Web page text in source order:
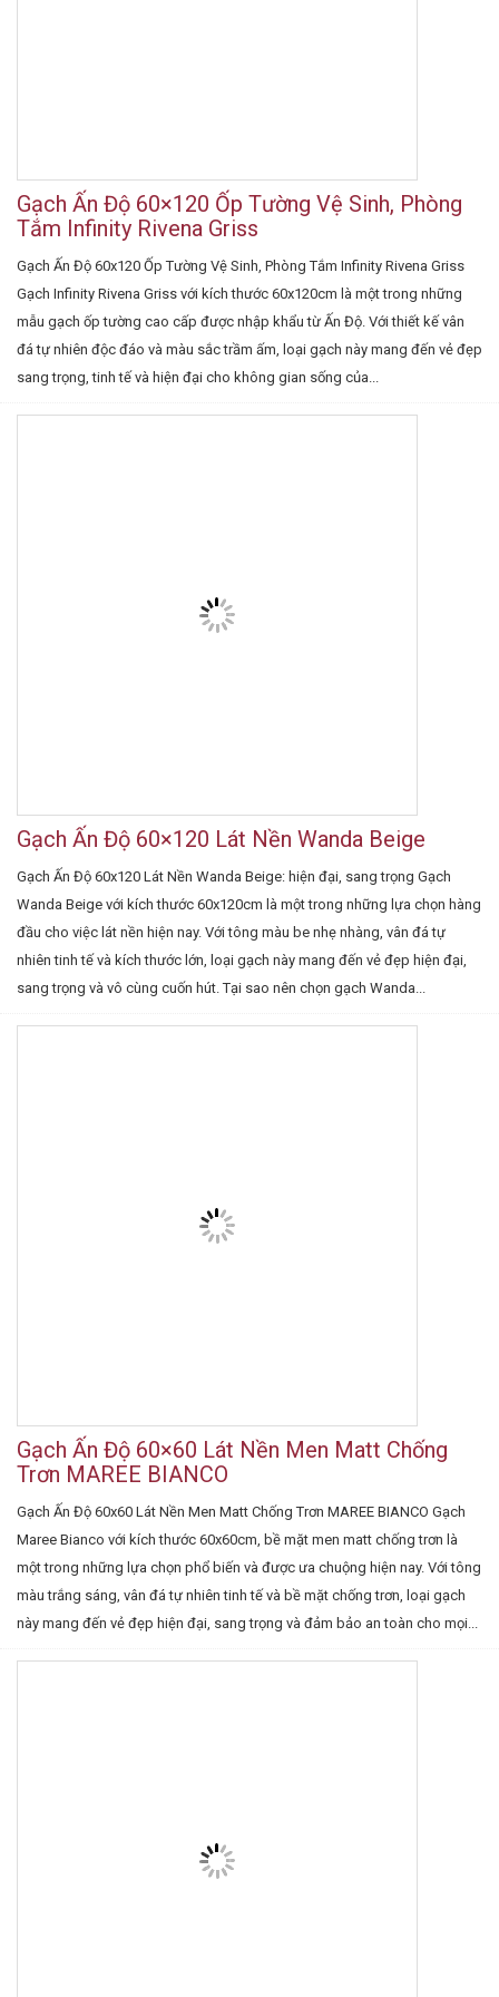
Gạch Ấn Độ 60×120 Ốp Tường Vệ Sinh, Phòng
Tắm Infinity Rivena Griss
Gạch Ấn Độ 60x120 Ốp Tường Vệ Sinh, Phòng Tắm Infinity Rivena Griss
Gạch Infinity Rivena Griss với kích thước 60x120cm là một trong những
mẫu gạch ốp tường cao cấp được nhập khẩu từ Ấn Độ. Với thiết kế vân
đá tự nhiên độc đáo và màu sắc trầm ấm, loại gạch này mang đến vẻ đẹp
sang trọng, tinh tế và hiện đại cho không gian sống của...
Gạch Ấn Độ 60×120 Lát Nền Wanda Beige
Gạch Ấn Độ 60x120 Lát Nền Wanda Beige: hiện đại, sang trọng Gạch
Wanda Beige với kích thước 60x120cm là một trong những lựa chọn hàng
đầu cho việc lát nền hiện nay. Với tông màu be nhẹ nhàng, vân đá tự
nhiên tinh tế và kích thước lớn, loại gạch này mang đến vẻ đẹp hiện đại,
sang trọng và vô cùng cuốn hút. Tại sao nên chọn gạch Wanda...
Gạch Ấn Độ 60×60 Lát Nền Men Matt Chống
Trơn MAREE BIANCO
Gạch Ấn Độ 60x60 Lát Nền Men Matt Chống Trơn MAREE BIANCO Gạch
Maree Bianco với kích thước 60x60cm, bề mặt men matt chống trơn là
một trong những lựa chọn phổ biến và được ưa chuộng hiện nay. Với tông
màu trắng sáng, vân đá tự nhiên tinh tế và bề mặt chống trơn, loại gạch
này mang đến vẻ đẹp hiện đại, sang trọng và đảm bảo an toàn cho mọi...